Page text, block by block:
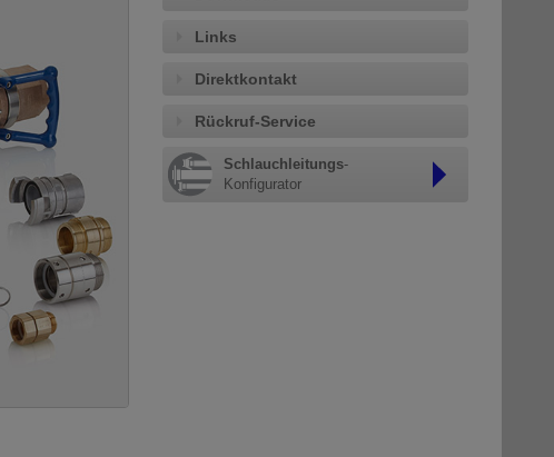
Links
Direktkontakt
Rückruf-Service
Schlauchleitungs-
Konfigurator